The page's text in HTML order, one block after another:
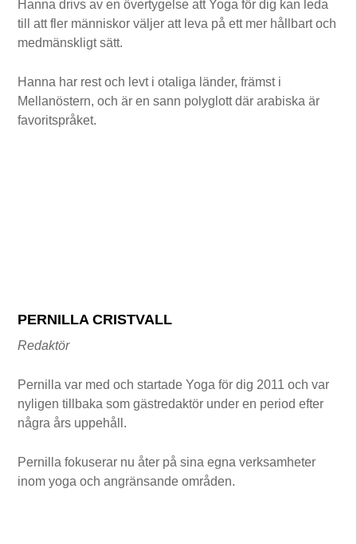
Hanna drivs av en övertygelse att Yoga för dig kan leda
till att fler människor väljer att leva på ett mer hållbart och
medmänskligt sätt.
Hanna har rest och levt i otaliga länder, främst i
Mellanöstern, och är en sann polyglott där arabiska är
favoritspråket.
PERNILLA CRISTVALL
Redaktör
Pernilla var med och startade Yoga för dig 2011 och var
nyligen tillbaka som gästredaktör under en period efter
några års uppehåll.
Pernilla fokuserar nu åter på sina egna verksamheter
inom yoga och angränsande områden.